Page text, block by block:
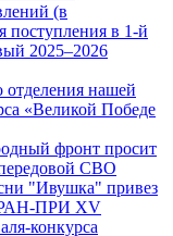
(в
поступления в 1-й
2025–2026
отделения нашей
«Великой Победе
фронт просит
СВО
"Ивушка" привез
ПРИ XV
конкурса